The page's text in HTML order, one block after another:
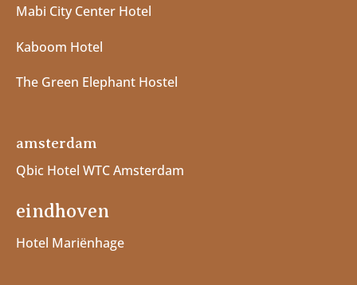
Mabi City Center Hotel
Kaboom Hotel
The Green Elephant Hostel
amsterdam
Qbic Hotel WTC Amsterdam
eindhoven
Hotel Mariënhage